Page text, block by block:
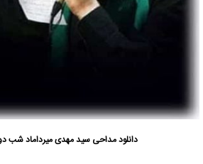
دانلود مداحی سید مهدی میرداماد شب دوم